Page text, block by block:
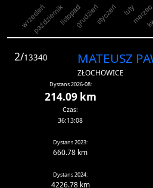
2/13340 MATEUSZ
ZŁOCHOWICE
Dystans 2026-08:
214.09 km
Czas:
36:13:08
Dystans 2023:
660.78 km
Dystans 2024:
4226.78 km